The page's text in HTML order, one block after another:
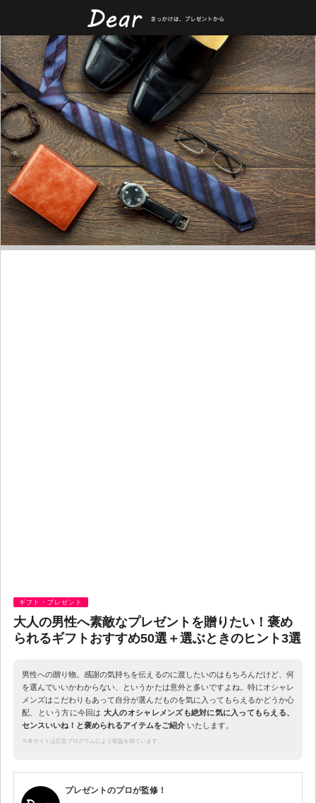
ギフト・プレゼント
大人の男性へ素敵なプレゼントを贈りたい！褒め
られるギフトおすすめ50選＋選ぶときのヒント3選
男性への贈り物。感謝の気持ちを伝えるのに渡したいのはもちろんだけど、何
を選んでいいかわからない、というかたは意外と多いですよね。特にオシャレ
メンズはこだわりもあって自分が選んだものを気に入ってもらえるかどうか心
配、という方に今回は 大人のオシャレメンズも絶対に気に入ってもらえる、
センスいいね！と褒められるアイテムをご紹介 いたします。
※本サイトは広告プログラムにより収益を得ています。
プレゼントのプロが監修！